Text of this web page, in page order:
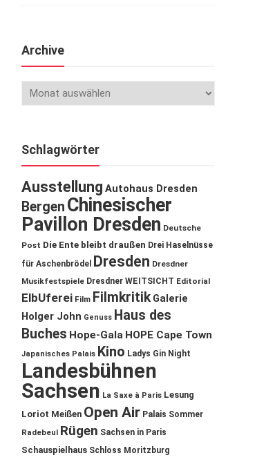
Archive
Schlagwörter
Ausstellung Autohaus Dresden
Bergen Chinesischer
Pavillon Dresden Deutsche
Post Die Ente bleibt draußen Drei Haselnüsse
für Aschenbrödel
Dresden Dresdner
Musikfestspiele Dresdner WEITSICHT Editorial
ElbUferei Film Filmkritik Galerie
Holger John Genuss Haus des
Buches Hope-Gala HOPE Cape Town
Japanisches Palais Kino Ladys Gin Night
Landesbühnen
Sachsen La Saxe à Paris Lesung
Loriot Meißen Open Air Palais Sommer
Radebeul Rügen Sachsen in Paris
Schauspielhaus Schloss Moritzburg